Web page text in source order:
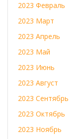
2023 Февраль
2023 Март
2023 Апрель
2023 Май
2023 Июнь
2023 Август
2023 Сентябрь
2023 Октябрь
2023 Ноябрь